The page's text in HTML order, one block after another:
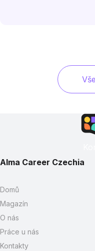
Alma Career Czechia
Domů
Magazín
O nás
Práce u nás
Kontakty